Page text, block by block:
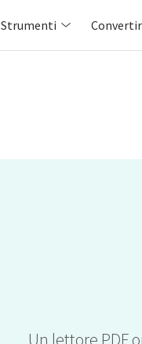
Strumenti
Un lettore PDF